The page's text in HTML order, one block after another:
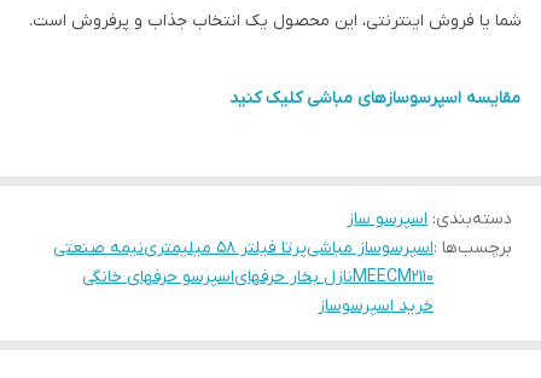
شما یا فروش اینترنتی، این محصول یک انتخاب جذاب و پرفروش است.
مقایسه اسپرسوسازهای مباشی کلیک کنید
دسته‌بندی: اسپرسو ساز
برچسب‌ها :اسپرسوساز مباشیپرتا فیلتر ۵۸ میلیمتری
نیمه صنعتی
MEECM2110نازل بخار حرفهایاسپرسو حرفهای خانگی
خرید اسپرسوساز